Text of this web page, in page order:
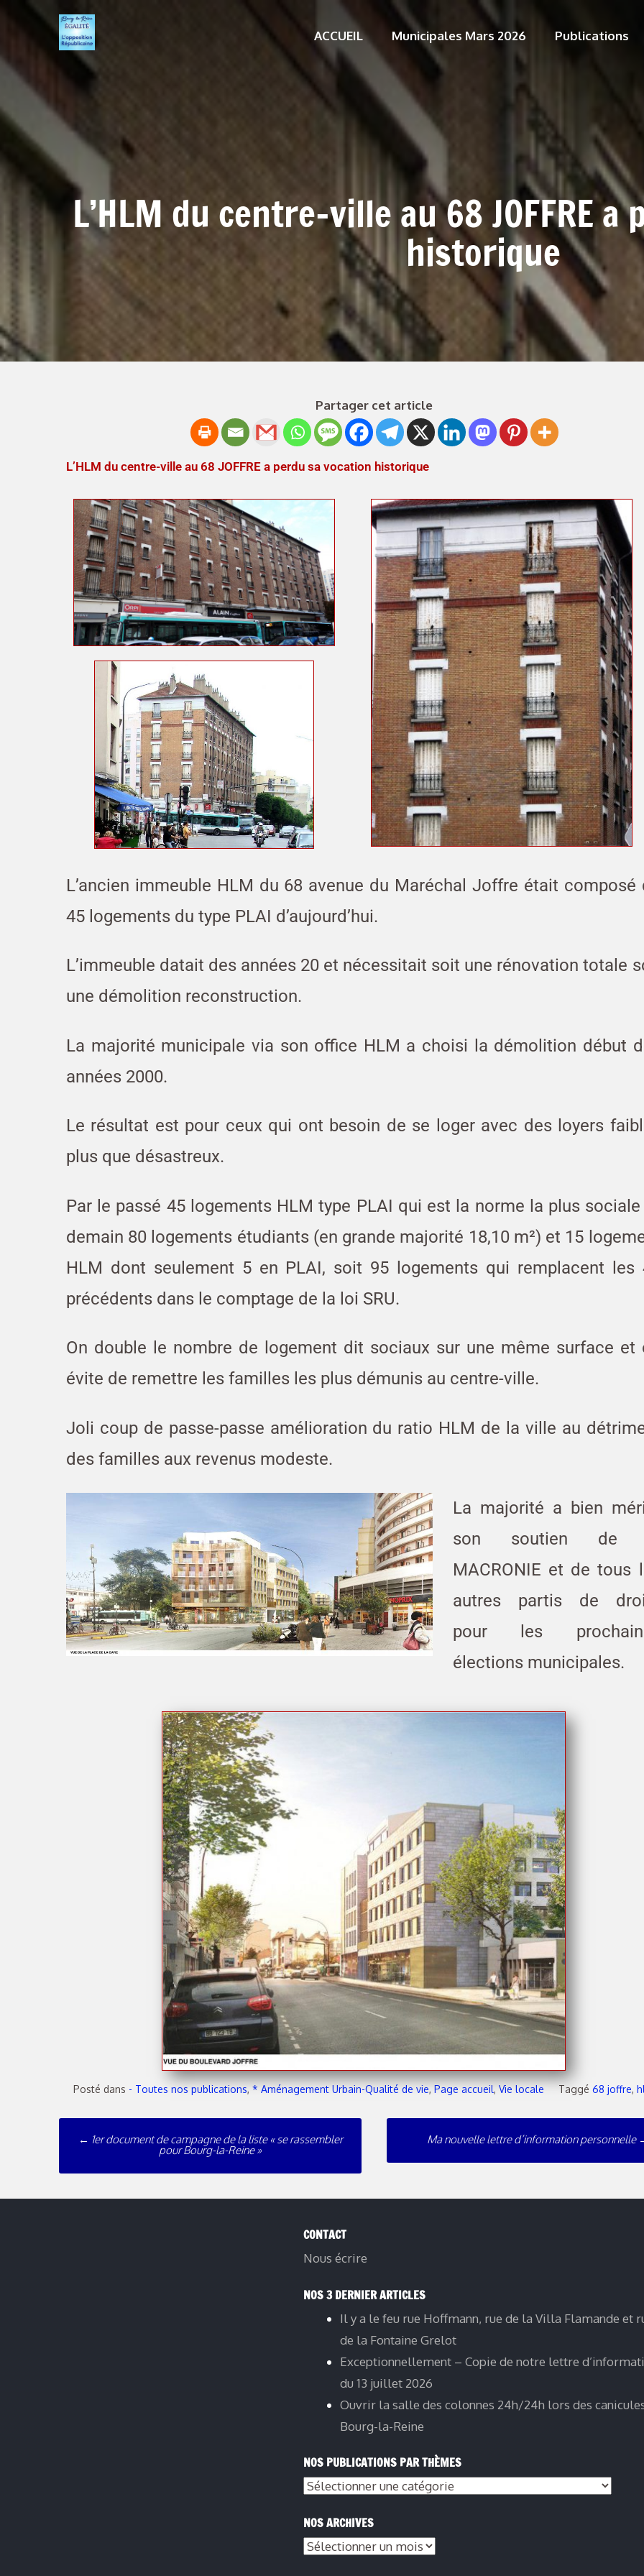
ACCUEIL Municipales Mars 2026 Publications
L’HLM du centre-ville au 68 JOFFRE
historique
Partager cet article
L’HLM du centre-ville au 68 JOFFRE a perdu sa vocation historique
L’ancien immeuble HLM du 68 avenue du Maréchal Joffre était composé
45 logements du type PLAI d’aujourd’hui.
L’immeuble datait des années 20 et nécessitait soit une rénovation totale
une démolition reconstruction.
La majorité municipale via son office HLM a choisi la démolition début
années 2000.
Le résultat est pour ceux qui ont besoin de se loger avec des loyers
plus que désastreux.
Par le passé 45 logements HLM type PLAI qui est la norme la plus
demain 80 logements étudiants (en grande majorité 18,10 m²) et 15
HLM dont seulement 5 en PLAI, soit 95 logements qui remplacent les
précédents dans le comptage de la loi SRU.
On double le nombre de logement dit sociaux sur une même surface et
évite de remettre les familles les plus démunis au centre-ville.
Joli coup de passe-passe amélioration du ratio HLM de la ville au
des familles aux revenus modeste.
La majorité a bien
son soutien de
MACRONIE et de tous
autres partis de
pour les
élections municipales.
Posté dans - Toutes nos publications, * Aménagement Urbain-Qualité de vie, Page accueil, Vie locale Taggé 68 joffre,
← 1er document de campagne de la liste « se rassembler
pour Bourg-la-Reine »
Ma nouvelle lettre d’information personnelle
CONTACT
Nous écrire
NOS 3 DERNIER ARTICLES
Il y a le feu rue Hoffmann, rue de la Villa Flamande et
de la Fontaine Grelot
Exceptionnellement – Copie de notre lettre
du 13 juillet 2026
Ouvrir la salle des colonnes 24h/24h lors des
Bourg-la-Reine
NOS PUBLICATIONS PAR THÈMES
NOS ARCHIVES